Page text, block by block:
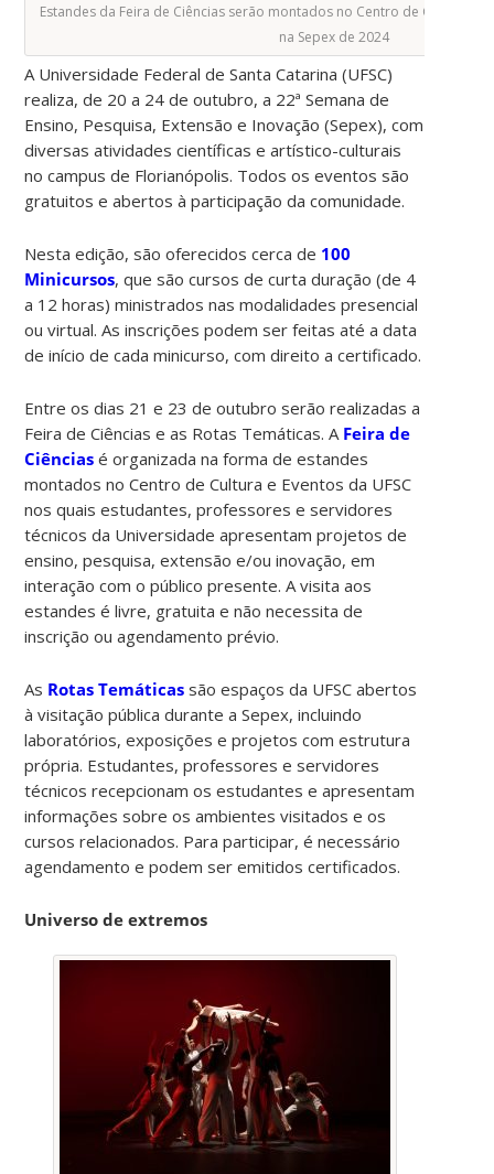
Estandes da Feira de Ciências serão montados no Centro de Cultura e
na Sepex de 2024
A Universidade Federal de Santa Catarina (UFSC)
realiza, de 20 a 24 de outubro, a 22ª Semana de
Ensino, Pesquisa, Extensão e Inovação (Sepex), com
diversas atividades científicas e artístico-culturais
no campus de Florianópolis. Todos os eventos são
gratuitos e abertos à participação da comunidade.
Nesta edição, são oferecidos cerca de 100
Minicursos, que são cursos de curta duração (de 4
a 12 horas) ministrados nas modalidades presencial
ou virtual. As inscrições podem ser feitas até a data
de início de cada minicurso, com direito a certificado.
Entre os dias 21 e 23 de outubro serão realizadas a
Feira de Ciências e as Rotas Temáticas. A Feira de
Ciências é organizada na forma de estandes
montados no Centro de Cultura e Eventos da UFSC
nos quais estudantes, professores e servidores
técnicos da Universidade apresentam projetos de
ensino, pesquisa, extensão e/ou inovação, em
interação com o público presente. A visita aos
estandes é livre, gratuita e não necessita de
inscrição ou agendamento prévio.
As Rotas Temáticas são espaços da UFSC abertos
à visitação pública durante a Sepex, incluindo
laboratórios, exposições e projetos com estrutura
própria. Estudantes, professores e servidores
técnicos recepcionam os estudantes e apresentam
informações sobre os ambientes visitados e os
cursos relacionados. Para participar, é necessário
agendamento e podem ser emitidos certificados.
Universo de extremos